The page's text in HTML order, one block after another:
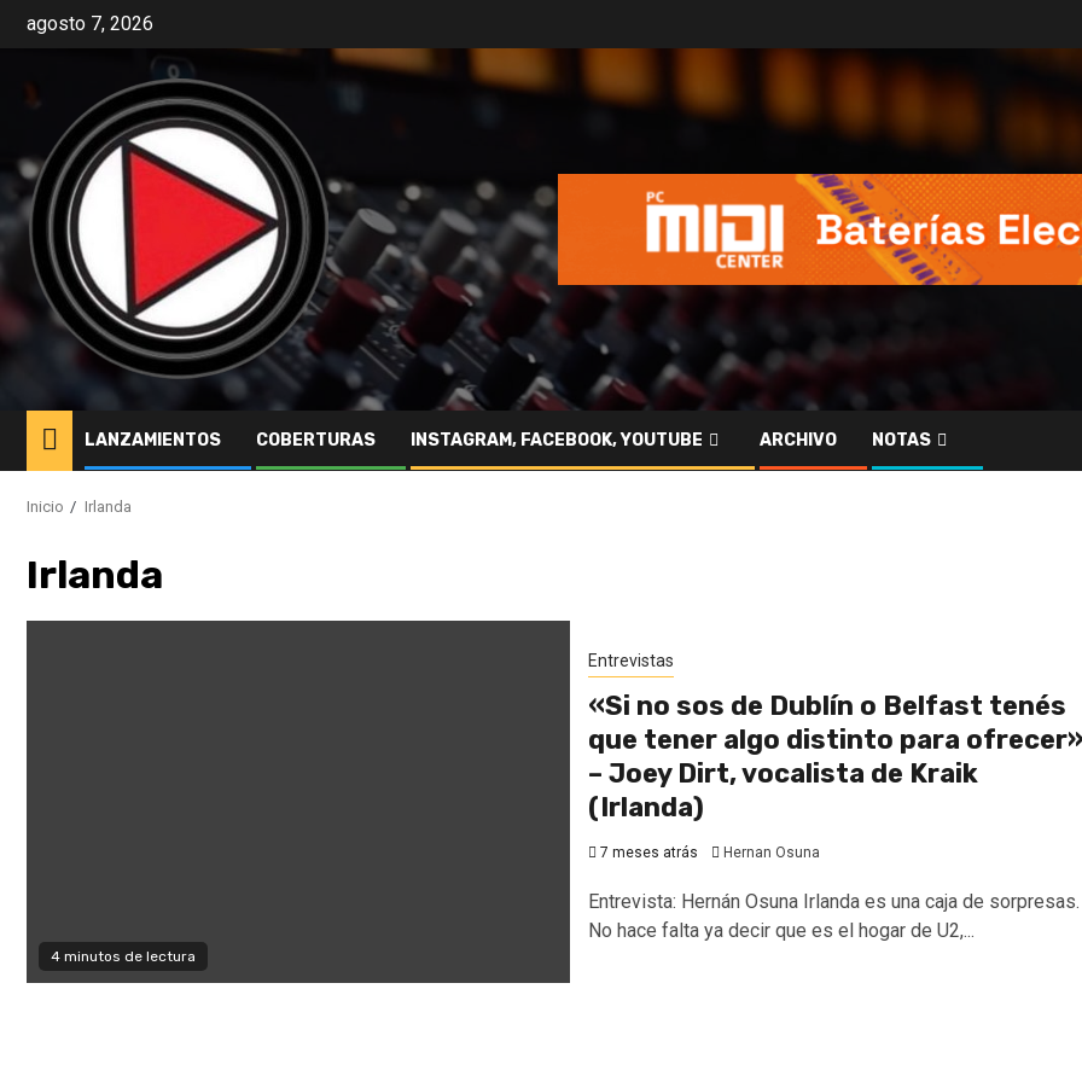
agosto 7, 2026
LANZAMIENTOS COBERTURAS INSTAGRAM, FACEBOOK, YOUTUBE ARCHIVO NOTAS
Inicio Irlanda
Irlanda
4 minutos de lectura
Entrevistas
«Si no sos de Dublín o Belfast tenés
que tener algo distinto para
– Joey Dirt, vocalista de Kraik
(Irlanda)
7 meses atrás Hernan Osuna
Entrevista: Hernán Osuna Irlanda es una caja de sorpresas.
No hace falta ya decir que es el hogar de U2,...